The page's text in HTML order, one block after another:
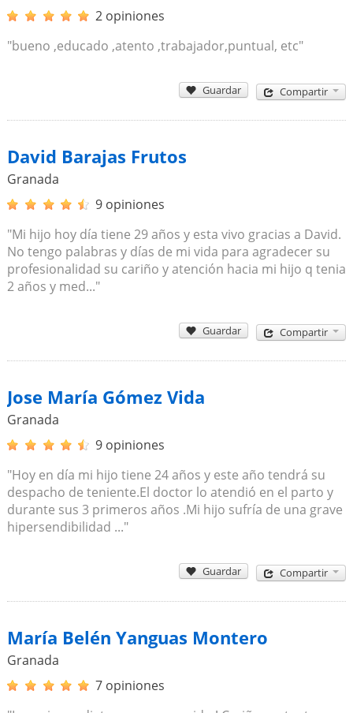
2 opiniones
"bueno ,educado ,atento ,trabajador,puntual, etc"
Guardar Compartir
David Barajas Frutos
Granada
9 opiniones
"Mi hijo hoy día tiene 29 años y esta vivo gracias a David.
No tengo palabras y días de mi vida para agradecer su
profesionalidad su cariño y atención hacia mi hijo q tenia
2 años y med..."
Guardar Compartir
Jose María Gómez Vida
Granada
9 opiniones
"Hoy en día mi hijo tiene 24 años y este año tendrá su
despacho de teniente.El doctor lo atendió en el parto y
durante sus 3 primeros años .Mi hijo sufría de una grave
hipersendibilidad ..."
Guardar Compartir
María Belén Yanguas Montero
Granada
7 opiniones